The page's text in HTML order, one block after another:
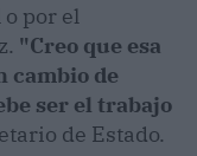
por el
"Creo que esa
cambio de
ser el trabajo
de Estado.